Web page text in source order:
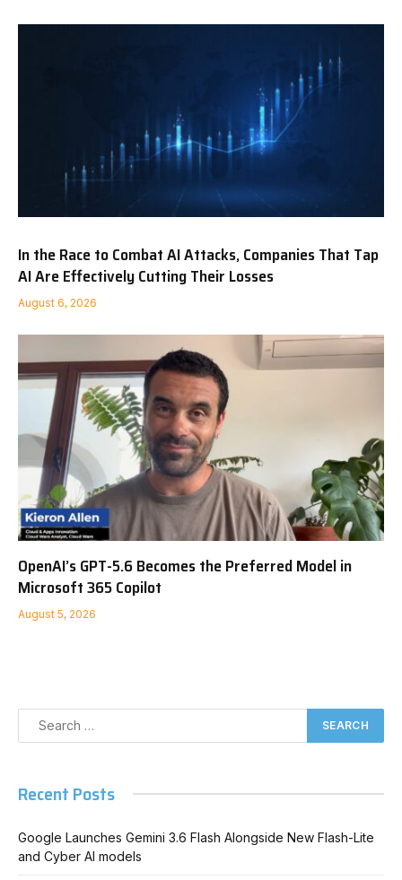
In the Race to Combat AI Attacks, Companies That Tap
AI Are Effectively Cutting Their Losses
August 6, 2026
OpenAI’s GPT-5.6 Becomes the Preferred Model in
Microsoft 365 Copilot
August 5, 2026
Recent Posts
Google Launches Gemini 3.6 Flash Alongside New Flash-Lite
and Cyber AI models